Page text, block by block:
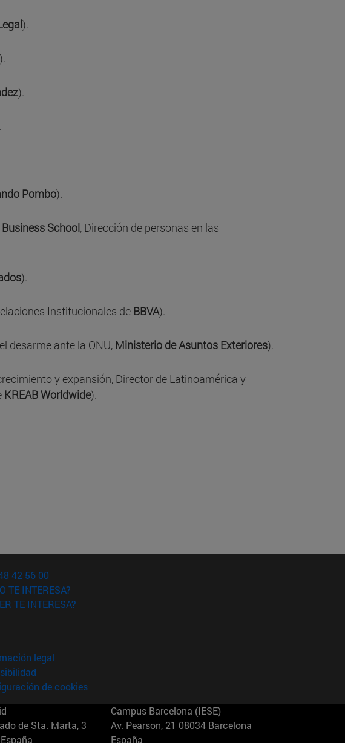
).
).
).
Pombo).
Business School, Dirección de personas en las
).
Institucionales de BBVA).
desarme ante la ONU, Ministerio de Asuntos Exteriores).
y expansión, Director de Latinoamérica y
KREAB Worldwide).
42 56 00
TE INTERESA?
TE INTERESA?
legal
de cookies
de Sta. Marta, 3
Campus Barcelona (IESE)
Av. Pearson, 21 08034 Barcelona
España